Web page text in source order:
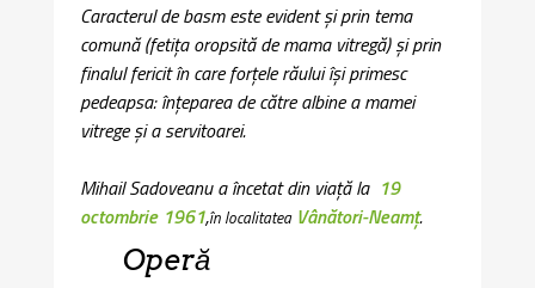
Caracterul de basm este evident şi prin tema
comună (fetiţa oropsită de mama vitregă) şi prin
finalul fericit în care forţele răului îşi primesc
pedeapsa: înţeparea de către albine a mamei
vitrege şi a servitoarei.
Mihail Sadoveanu a încetat din viață la 19
octombrie 1961,în localitatea Vânători-Neamț.
Operă